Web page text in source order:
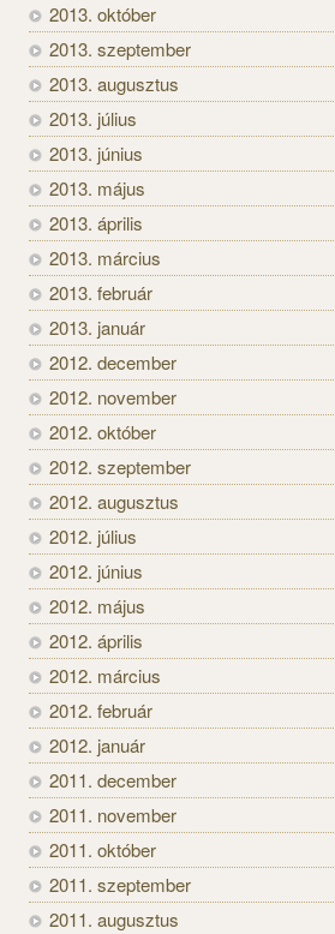
2013. október
2013. szeptember
2013. augusztus
2013. július
2013. június
2013. május
2013. április
2013. március
2013. február
2013. január
2012. december
2012. november
2012. október
2012. szeptember
2012. augusztus
2012. július
2012. június
2012. május
2012. április
2012. március
2012. február
2012. január
2011. december
2011. november
2011. október
2011. szeptember
2011. augusztus